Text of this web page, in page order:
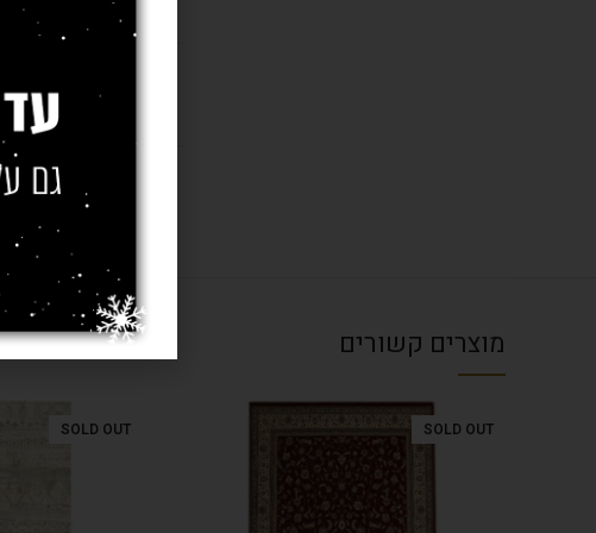
בחרו מידה (מטר)
עובי שטיח
מוצרים קשורים
SOLD OUT
SOLD OUT